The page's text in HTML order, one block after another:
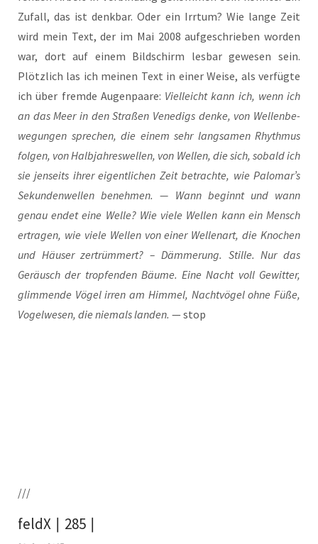
Zufall, das ist denk­bar. Oder ein Irr­tum? Wie lan­ge Zeit
wird mein Text, der im Mai 2008 auf­ge­schrie­ben wor­den
war, dort auf einem Bild­schirm les­bar gewe­sen sein.
Plötz­lich las ich mei­nen Text in einer Wei­se, als ver­füg­te
ich über frem­de Augen­paa­re: Viel­leicht kann ich, wenn ich
an das Meer in den Stra­ßen Vene­digs den­ke, von Wel­len­be­
we­gun­gen spre­chen, die einem sehr lang­sa­men Rhyth­mus
fol­gen, von Halb­jah­res­wel­len, von Wel­len, die sich, sobald ich
sie jen­seits ihrer eigent­li­chen Zeit betrach­te, wie Palomar’s
Sekun­den­wel­len beneh­men. — Wann beginnt und wann
genau endet eine Wel­le? Wie vie­le Wel­len kann ein Mensch
ertra­gen, wie vie­le Wel­len von einer Wel­len­art, die Kno­chen
und Häu­ser zer­trüm­mert? – Däm­me­rung. Stil­le. Nur das
Geräusch der trop­fen­den Bäu­me. Eine Nacht voll Gewit­ter,
glim­men­de Vögel irren am Him­mel, Nacht­vö­gel ohne Füße,
Vogel­we­sen, die nie­mals lan­den. — stop
///
feldX ∣ 285 ∣